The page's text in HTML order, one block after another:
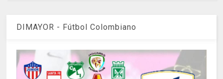
DIMAYOR - Fútbol Colombiano